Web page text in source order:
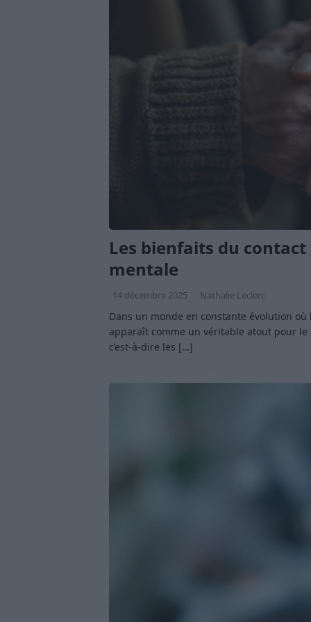
Les bienfaits du
mentale
14 décembre 2025 Nathalie Leclerc
Dans un monde en constante évolution
apparaît comme un véritable atout pour
c’est-à-dire les […]